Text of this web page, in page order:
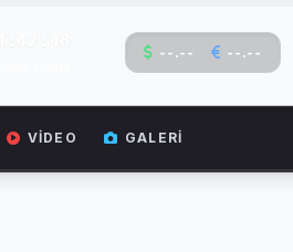
--.-- --.--
VIDEO GALERI